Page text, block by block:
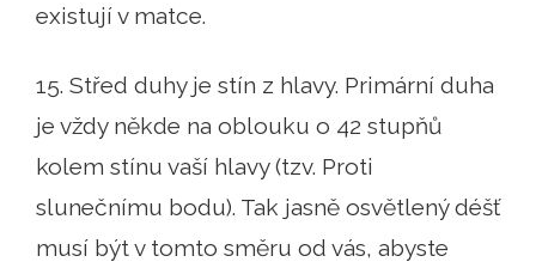
existují v matce.
15. Střed duhy je stín z hlavy. Primární duha
je vždy někde na oblouku o 42 stupňů
kolem stínu vaší hlavy (tzv. Proti
slunečnímu bodu). Tak jasně osvětlený déšť
musí být v tomto směru od vás, abyste